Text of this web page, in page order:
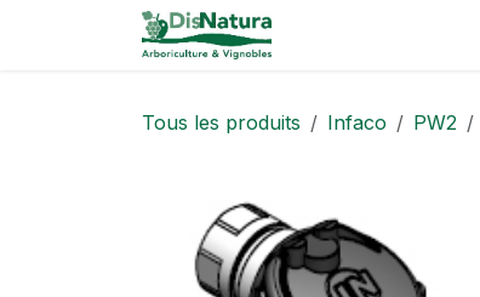
Se rendre au contenu
Tous les produits Infaco PW2